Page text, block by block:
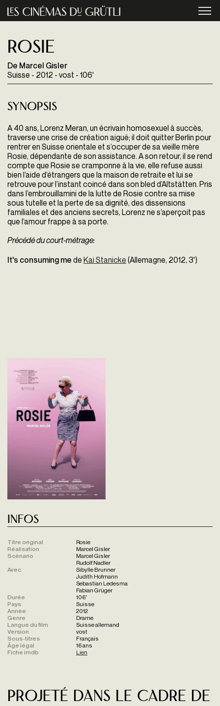
Aller au contenu principal
Rosie
De Marcel Gisler
Suisse - 2012 - vost - 106'
Synopsis
A 40 ans, Lorenz Meran, un écrivain homosexuel à succès,
traverse une crise de création aiguë; il doit quitter Berlin pour
rentrer en Suisse orientale et s’occuper de sa vieille mère
Rosie, dépendante de son assistance. A son retour, il se rend
compte que Rosie se cramponne à la vie, elle refuse aussi
bien l’aide d’étrangers que la maison de retraite et lui se
retrouve pour l’instant coincé dans son bled d’Altstätten. Pris
dans l’embrouillamini de la lutte de Rosie contre sa mise
sous tutelle et la perte de sa dignité, des dissensions
familiales et des anciens secrets, Lorenz ne s’aperçoit pas
que l’amour frappe à sa porte.
Précédé du court-métrage:
It's consuming me de Kai Stanicke (Allemagne, 2012, 3')
Infos
Titre original
Rosie
Réalisation
Marcel Gisler
Scénario
Marcel Gisler
Rudolf Nadler
Avec
Sibylle Brunner
Judith Hofmann
Sebastian Ledesma
Fabian Grüger
Durée
106'
Pays
Suisse
Année
2012
Genre
Drame
Langue du film
Suisse allemand
Version
vost
Sous-titres
Français
Âge légal
16 ans
Fiche imdb
Lien
Projeté dans le cadre de